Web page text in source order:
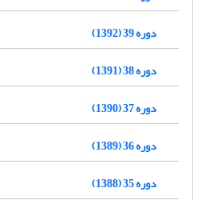
دوره 39 (1392)
دوره 38 (1391)
دوره 37 (1390)
دوره 36 (1389)
دوره 35 (1388)